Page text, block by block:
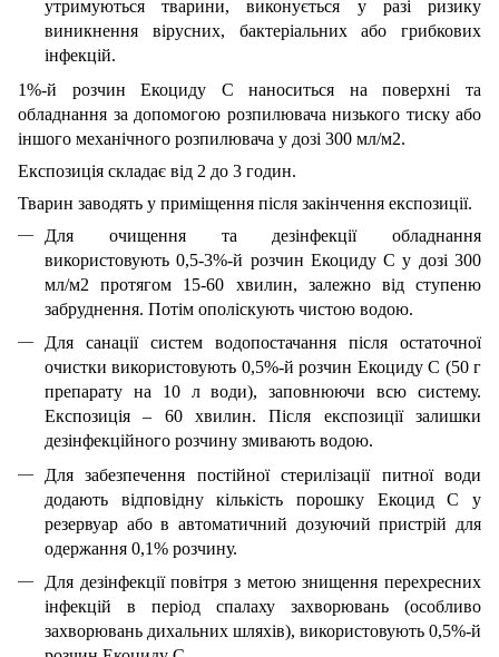
утримуються тварини, виконується у разі ризику
виникнення вірусних, бактеріальних або грибкових
інфекцій.
1%-й розчин Екоциду С наноситься на поверхні та
обладнання за допомогою розпилювача низького тиску або
іншого механічного розпилювача у дозі 300 мл/м2.
Експозиція складає від 2 до 3 годин.
Тварин заводять у приміщення після закінчення експозиції.
Для очищення та дезінфекції обладнання
використовують 0,5-3%-й розчин Екоциду С у дозі 300
мл/м2 протягом 15-60 хвилин, залежно від ступеню
забруднення. Потім ополіскують чистою водою.
Для санації систем водопостачання після остаточної
очистки використовують 0,5%-й розчин Екоциду С (50 г
препарату на 10 л води), заповнюючи всю систему.
Експозиція – 60 хвилин. Після експозиції залишки
дезінфекційного розчину змивають водою.
Для забезпечення постійної стерилізації питної води
додають відповідну кількість порошку Екоцид С у
резервуар або в автоматичний дозуючий пристрій для
одержання 0,1% розчину.
Для дезінфекції повітря з метою знищення перехресних
інфекцій в період спалаху захворювань (особливо
захворювань дихальних шляхів), використовують 0,5%-й